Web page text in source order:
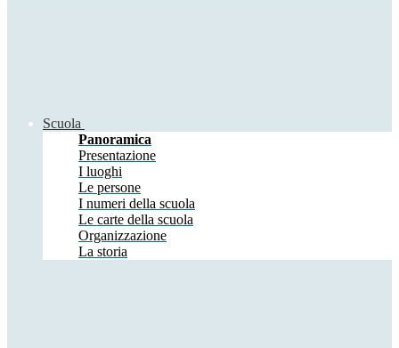
Scuola
Panoramica
Presentazione
I luoghi
Le persone
I numeri della scuola
Le carte della scuola
Organizzazione
La storia